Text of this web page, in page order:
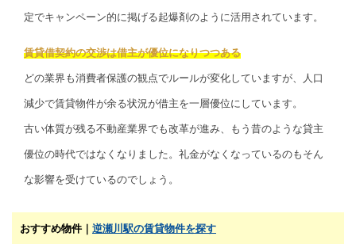
定でキャンペーン的に掲げる起爆剤のように活用されています。
賃貸借契約の交渉は借主が優位になりつつある
どの業界も消費者保護の観点でルールが変化していますが、人口
減少で賃貸物件が余る状況が借主を一層優位にしています。
古い体質が残る不動産業界でも改革が進み、もう昔のような貸主
優位の時代ではなくなりました。礼金がなくなっているのもそん
な影響を受けているのでしょう。
おすすめ物件｜ 逆瀬川駅の賃貸物件を探す